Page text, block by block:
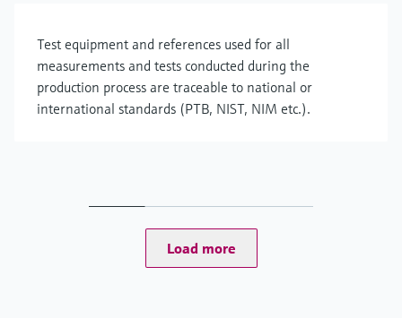
Test equipment and references used for all
measurements and tests conducted during the
production process are traceable to national or
international standards (PTB, NIST, NIM etc.).
Load more